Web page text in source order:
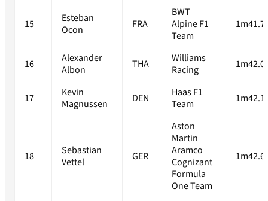
15
Esteban
Ocon
FRA
BWT
Alpine F1
Team
16
Alexander
Albon
THA
Williams
Racing
17
Kevin
Magnussen
DEN
Haas F1
Team
18
Sebastian
Vettel
GER
Aston
Martin
Aramco
Cognizant
Formula
One Team